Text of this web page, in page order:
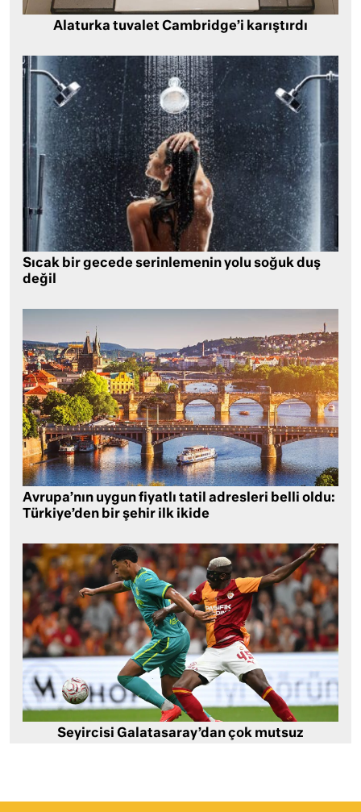
Alaturka tuvalet Cambridge’i karıştırdı
Sıcak bir gecede serinlemenin yolu soğuk duş
değil
Avrupa’nın uygun fiyatlı tatil adresleri belli oldu:
Türkiye’den bir şehir ilk ikide
Seyircisi Galatasaray’dan çok mutsuz